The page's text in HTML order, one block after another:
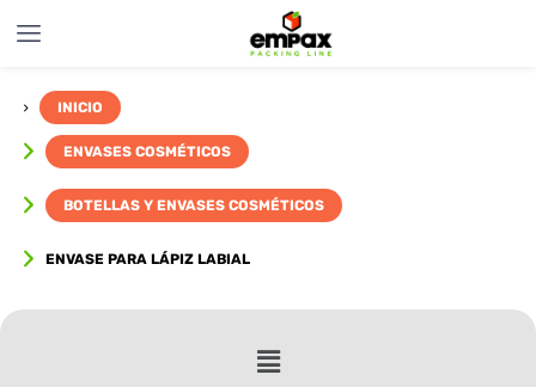
INICIO
ENVASES COSMÉTICOS
BOTELLAS Y ENVASES COSMÉTICOS
ENVASE PARA LÁPIZ LABIAL